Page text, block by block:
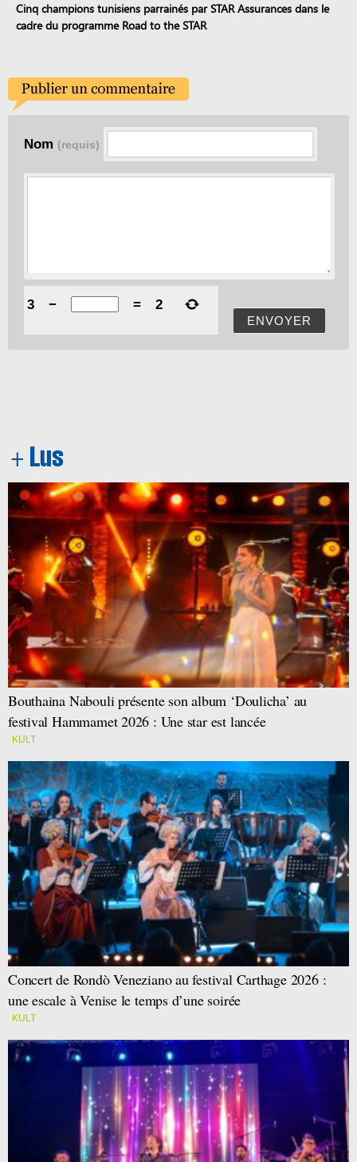
Cinq champions tunisiens parrainés par STAR Assurances dans le
cadre du programme Road to the STAR
Nom (requis)
ENVOYER
3 − = 2
Bouthaina Nabouli présente son album ‘Doulicha’ au
festival Hammamet 2026 : Une star est lancée
KULT
Concert de Rondò Veneziano au festival Carthage 2026 :
une escale à Venise le temps d’une soirée
KULT